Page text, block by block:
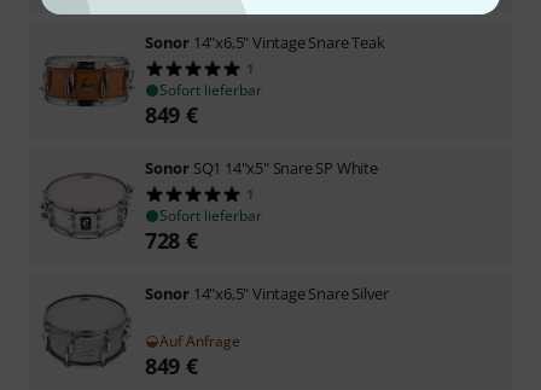
Sonor 14"x6,5" Vintage Snare Teak
1
Sofort lieferbar
849 €
Sonor SQ1 14"x5" Snare SP White
1
Sofort lieferbar
728 €
Sonor 14"x6,5" Vintage Snare Silver
Auf Anfrage
849 €